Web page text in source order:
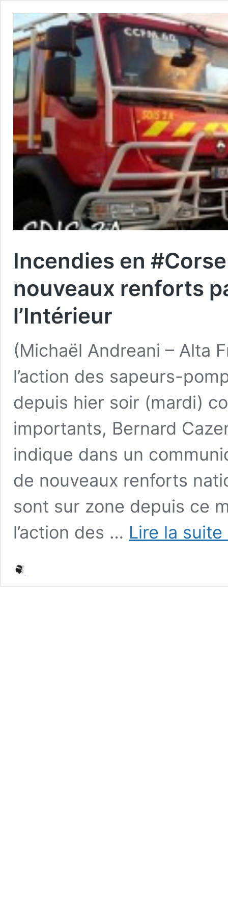
Incendies en
nouveaux renforts
l’Intérieur
(Michaël Andreani – Alta
l’action des sapeurs-
depuis hier soir (mardi)
importants, Bernard
indique dans un
de nouveaux renforts
sont sur zone depuis ce
l’action des … Lire la suite